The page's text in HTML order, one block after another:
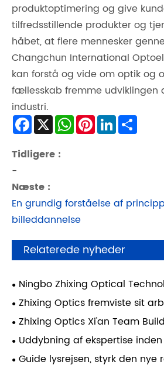
produktoptimering og give
tilfredsstillende produkter og
håbet, at flere mennesker
Changchun International
kan forstå og vide om optik og
fællesskab fremme udviklingen
industri.
Facebook
X WhatsApp
Pinterest
LinkedIn
Tidligere :
-
Næste :
En grundig forståelse af
billeddannelse
Relaterede nyheder
Ningbo Zhixing Optical
deltog i formuleringen af ​​den
"Optik og fotonik - Optiske
Testmetoder for geometriske
komplekse buede optiske
implementeres den 1. juni.
Zhixing Optics fremviste sit
nationale konference om
team fokuserede på
(Chemical High-Glow)
transformationen af
Zhixing Optics Xi'an Team
At krydse Chang'ans bjerge og
at begive sig ud på en ny rejse
Uddybning af ekspertise
ultrapræcisionsmåling og
industriøkosystem: Panasonic
Guide lysrejsen, styrk den